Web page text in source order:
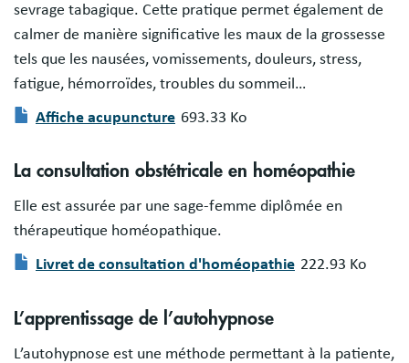
sevrage tabagique. Cette pratique permet également de
calmer de manière significative les maux de la grossesse
tels que les nausées, vomissements, douleurs, stress,
fatigue, hémorroïdes, troubles du sommeil…
Document
Affiche acupuncture 693.33 Ko
La consultation obstétricale en homéopathie
Elle est assurée par une sage-femme diplômée en
thérapeutique homéopathique.
Livret de consultation d'homéopathie 222.93 Ko
L’apprentissage de l’autohypnose
L’autohypnose est une méthode permettant à la patiente,